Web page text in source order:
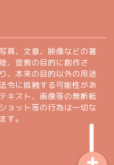
真、文章、映像などの著
、宣教の目的に創作さ
、本来の目的以外の用途
令に抵触する可能性があ
キスト、画像等の無断転
ョット等の行為は一切な
す。
profile
著作権について
合わせフォーム